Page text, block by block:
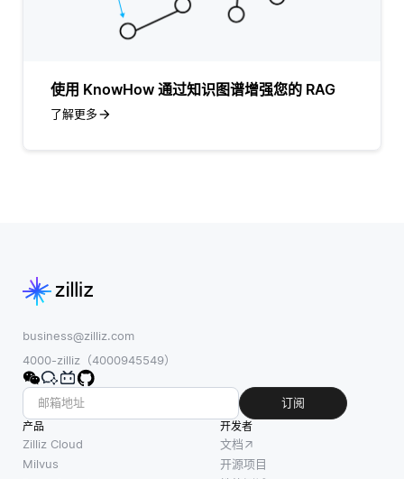
使用 KnowHow 通过知识图谱增强您的 RAG
了解更多
business@zilliz.com
4000-zilliz（4000945549）
订阅
产品
Zilliz Cloud
Milvus
开发者
文档
开源项目